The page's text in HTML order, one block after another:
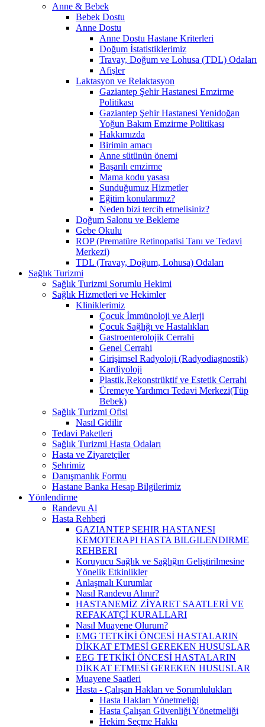
Anne & Bebek
Bebek Dostu
Anne Dostu
Anne Dostu Hastane Kriterleri
Doğum İstatistiklerimiz
Travay, Doğum ve Lohusa (TDL) Odaları
Afişler
Laktasyon ve Relaktasyon
Gaziantep Şehir Hastanesi Emzirme
Politikası
Gaziantep Şehir Hastanesi Yenidoğan
Yoğun Bakım Emzirme Politikası
Hakkımızda
Birimin amacı
Anne sütünün önemi
Başarılı emzirme
Mama kodu yasası
Sunduğumuz Hizmetler
Eğitim konularımız?
Neden bizi tercih etmelisiniz?
Doğum Salonu ve Bekleme
Gebe Okulu
ROP (Prematüre Retinopatisi Tanı ve Tedavi
Merkezi)
TDL (Travay, Doğum, Lohusa) Odaları
Sağlık Turizmi
Sağlık Turizmi Sorumlu Hekimi
Sağlık Hizmetleri ve Hekimler
Kliniklerimiz
Çocuk İmmünoloji ve Alerji
Çocuk Sağlığı ve Hastalıkları
Gastroenterolojik Cerrahi
Genel Cerrahi
Girişimsel Radyoloji (Radyodiagnostik)
Kardiyoloji
Plastik,Rekonstrüktif ve Estetik Cerrahi
Üremeye Yardımcı Tedavi Merkezi(Tüp
Bebek)
Sağlık Turizmi Ofisi
Nasıl Gidilir
Tedavi Paketleri
Sağlık Turizmi Hasta Odaları
Hasta ve Ziyaretçiler
Şehrimiz
Danışmanlık Formu
Hastane Banka Hesap Bilgilerimiz
Yönlendirme
Randevu Al
Hasta Rehberi
GAZIANTEP SEHIR HASTANESI
KEMOTERAPI HASTA BILGILENDIRME
REHBERI
Koruyucu Sağlık ve Sağlığın Geliştirilmesine
Yönelik Etkinlikler
Anlaşmalı Kurumlar
Nasıl Randevu Alınır?
HASTANEMİZ ZİYARET SAATLERİ VE
REFAKATÇİ KURALLARI
Nasıl Muayene Olurum?
EMG TETKİKİ ÖNCESİ HASTALARIN
DİKKAT ETMESİ GEREKEN HUSUSLAR
EEG TETKİKİ ÖNCESİ HASTALARIN
DİKKAT ETMESİ GEREKEN HUSUSLAR
Muayene Saatleri
Hasta - Çalışan Hakları ve Sorumlulukları
Hasta Hakları Yönetmeliği
Hasta Çalışan Güvenliği Yönetmeliği
Hekim Seçme Hakkı